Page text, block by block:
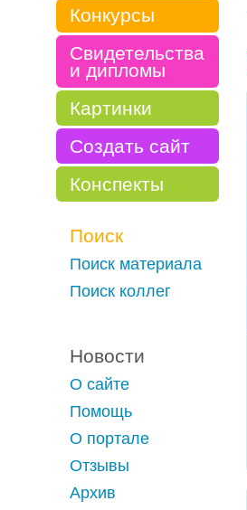
Конкурсы
Свидетельства
и дипломы
Картинки
Создать сайт
Конспекты
Поиск
Поиск материала
Поиск коллег
Новости
О сайте
Помощь
О портале
Отзывы
Архив